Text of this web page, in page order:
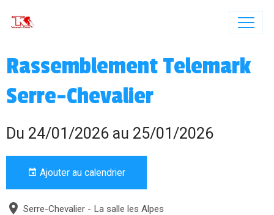
Rassemblement Telemark
Serre-Chevalier
Du 24/01/2026 au 25/01/2026
Ajouter au calendrier
Serre-Chevalier - La salle les Alpes